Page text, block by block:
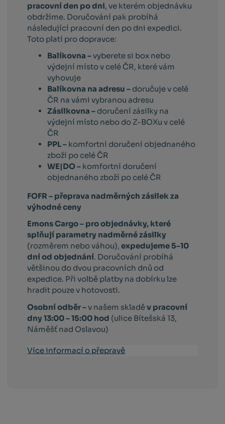
pracovní den po dni, ve kterém objednávku
obdržíme. Doručování pak probíhá
následující pracovní den po dni expedici.
Toto platí pro dopravce:
Balíkovna –vyberete si box nebo
výdejní místo v celé ČR, které vám
vyhovuje
Balíkovna na adresu – doručuje v celé
ČR na vámi vybranou adresu
Zásilkovna – doručení zásilky na
výdejní místo nebo do Z-BOXu v celé
ČR
PPL – komfortní doručení objednaného
zboží po celé ČR
WE|DO – komfortní doručení
objednaného zboží po celé ČR
FOFR – přeprava nadměrných zásilek za
výhodné ceny
Emons Cargo – pro objednávky, které
splňují parametry nadměrné zásilky
(rozměrem nebo váhou),expedujeme 5–10
dní od objednání. Doručování probíhá
většinou do dvou pracovních dnů od
expedice. Při volbě platby na dobírku lze
hradit pouze v hotovosti.
Osobní odběr –v našem skladěv pracovní
dny 13:00 – 15:00 hod (ulice Bítešská 13,
Náměšť nad Oslavou)
Více informací o přepravě